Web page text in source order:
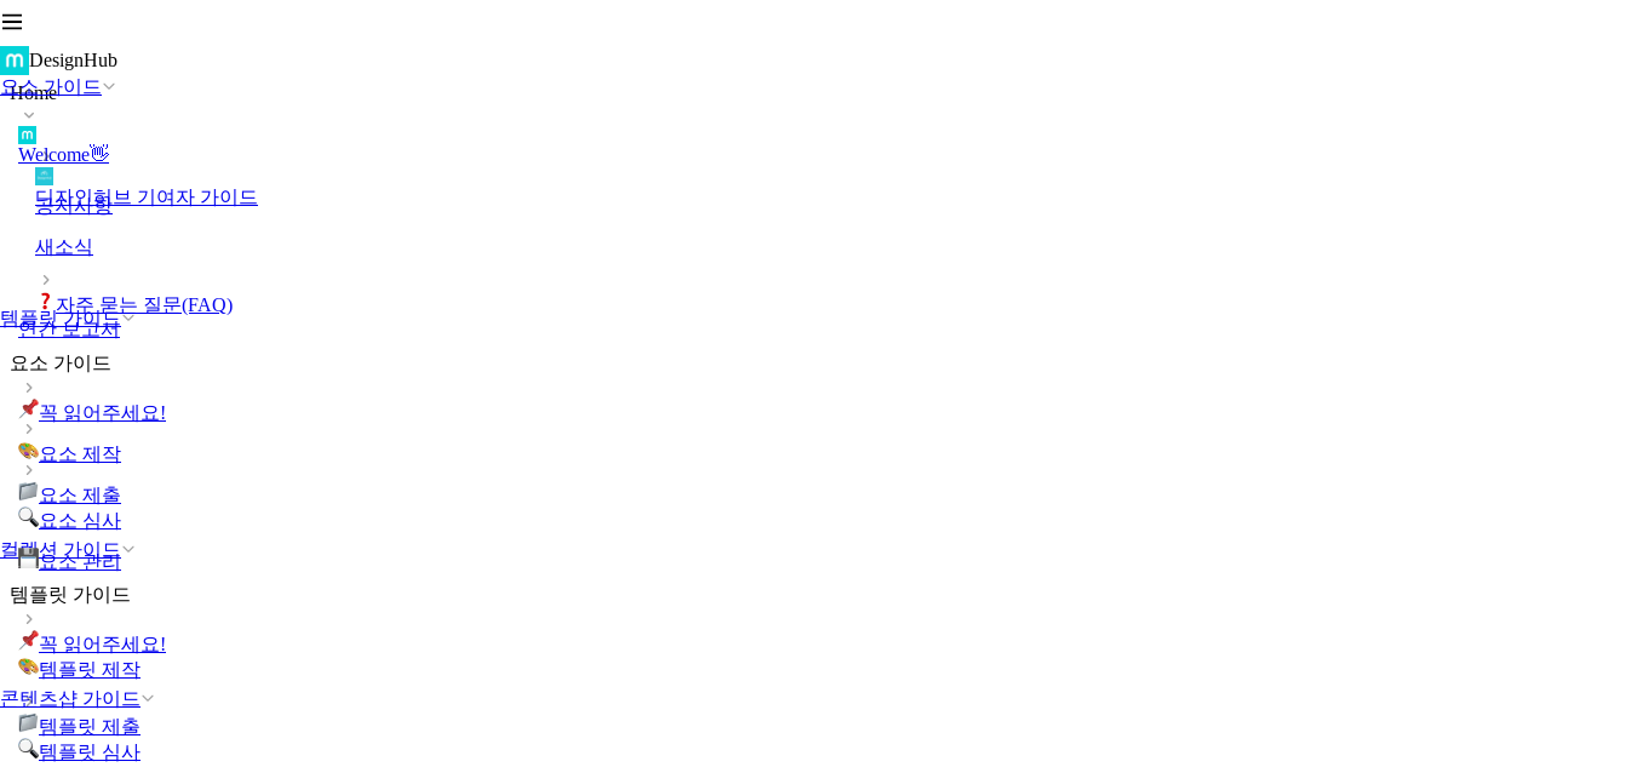
DesignHub
요소 가이드
템플릿 가이드
컬렉션 가이드
콘텐츠샵 가이드
Home
Welcome👋
디자인허브 기여자 가이드
공지사항
새소식
자주 묻는 질문(FAQ)
연간 보고서
요소 가이드
꼭 읽어주세요!
요소 제작
요소 제출
요소 심사
요소 관리
템플릿 가이드
꼭 읽어주세요!
템플릿 제작
템플릿 제출
템플릿 심사